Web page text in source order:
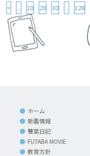
< ... 10 20 30 ... 128
ホーム
新着情報
雙葉日記
FUTABA MOVIE
教育方針